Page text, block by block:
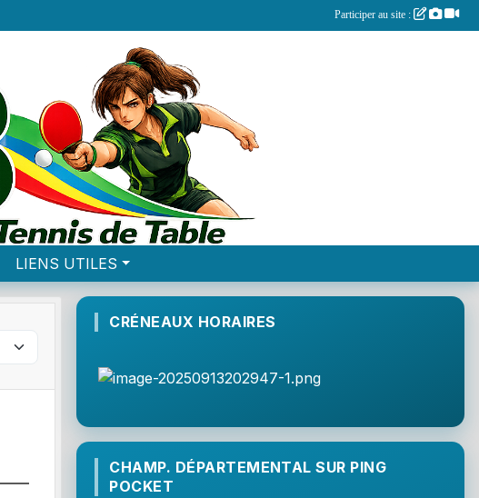
LIENS UTILES
CRÉNEAUX HORAIRES
CHAMP. DÉPARTEMENTAL SUR PING
POCKET
Participer au site :